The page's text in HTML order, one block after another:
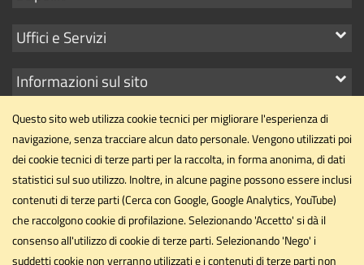
link
Mostra
link
Uffici e Servizi
Mostra
link
Informazioni sul sito
Dipartimento di Scienze Politiche
Università degli Studi di Perugia
Via Pascoli, 20 - 06123 - Perugia
Email
dipartimento.scipol@unipg.it
Questo sito web utilizza cookie tecnici per migliorare l'esperienza di
navigazione, senza tracciare alcun dato personale. Vengono utilizzati poi
dei cookie tecnici di terze parti per la raccolta, in forma anonima, di dati
statistici sul suo utilizzo. Inoltre, in alcune pagine possono essere inclusi
contenuti di terze parti (Cerca con Google, Google Analytics, YouTube)
che raccolgono cookie di profilazione. Selezionando 'Accetto' si dà il
consenso all'utilizzo di cookie di terze parti. Selezionando 'Nego' i
suddetti cookie non verranno utilizzati e i contenuti di terze parti non